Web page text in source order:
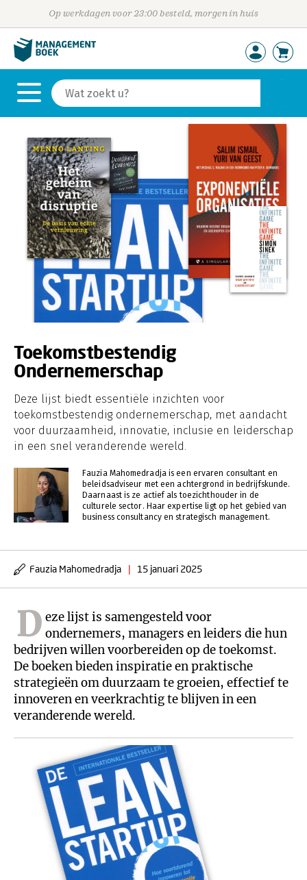
Op werkdagen voor 23:00 besteld, morgen in huis
Toekomstbestendig
Ondernemerschap
Deze lijst biedt essentiële inzichten voor
toekomstbestendig ondernemerschap, met aandacht
voor duurzaamheid, innovatie, inclusie en leiderschap
in een snel veranderende wereld.
Fauzia Mahomedradja is een ervaren consultant en
beleidsadviseur met een achtergrond in bedrijfskunde.
Daarnaast is ze actief als toezichthouder in de
culturele sector. Haar expertise ligt op het gebied van
business consultancy en strategisch management.
Fauzia Mahomedradja | 15 januari 2025
D eze lijst is samengesteld voor
ondernemers, managers en leiders die hun
bedrijven willen voorbereiden op de toekomst.
De boeken bieden inspiratie en praktische
strategieën om duurzaam te groeien, effectief te
innoveren en veerkrachtig te blijven in een
veranderende wereld.